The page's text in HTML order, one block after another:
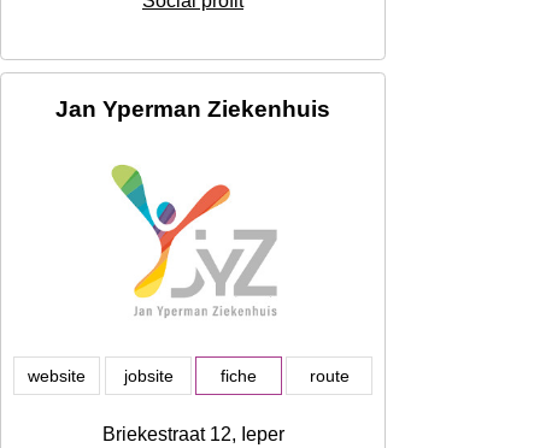
Jan Yperman Ziekenhuis
website jobsite fiche route
Briekestraat 12, Ieper